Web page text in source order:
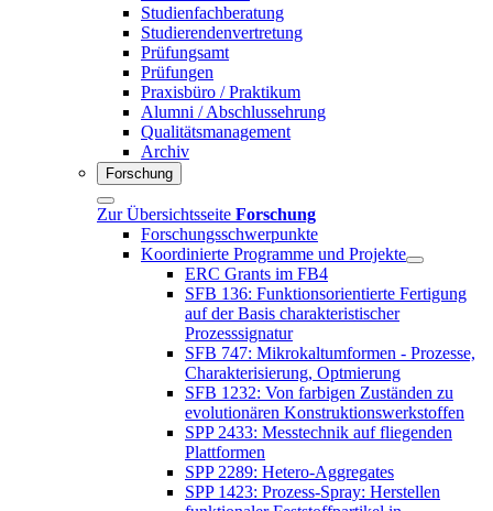
Studienfachberatung
Studierendenvertretung
Prüfungsamt
Prüfungen
Praxisbüro / Praktikum
Alumni / Abschlussehrung
Qualitätsmanagement
Archiv
Forschung
Zur Übersichtsseite Forschung
Forschungsschwerpunkte
Koordinierte Programme und Projekte
ERC Grants im FB4
SFB 136: Funktionsorientierte Fertigung
auf der Basis charakteristischer
Prozesssignatur
SFB 747: Mikrokaltumformen - Prozesse,
Charakterisierung, Optmierung
SFB 1232: Von farbigen Zuständen zu
evolutionären Konstruktionswerkstoffen
SPP 2433: Messtechnik auf fliegenden
Plattformen
SPP 2289: Hetero-Aggregates
SPP 1423: Prozess-Spray: Herstellen